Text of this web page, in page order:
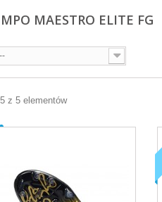
MAESTRO ELITE FG
--
z 5 elementów